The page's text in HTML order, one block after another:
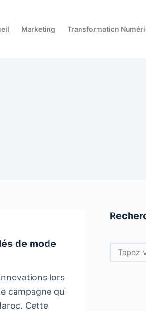
Marketing Transformation
de mode
lors
campagne qui
Cette
Rechercher